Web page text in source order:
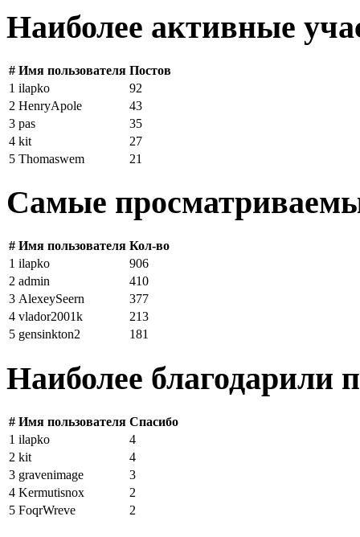
Наиболее активные
# Имя пользователя Постов
1 ilapko
92
2 HenryApole
43
3 pas
35
4 kit
27
5 Thomaswem 21
Самые
# Имя пользователя Кол-во
1 ilapko
906
2 admin
410
3 AlexeySeern
377
4 vlador2001k
213
5 gensinkton2 181
Наиболее благодарили
# Имя пользователя Спасибо
1 ilapko
4
2 kit
4
3 gravenimage
3
4 Kermutisnox
2
5 FoqrWreve 2